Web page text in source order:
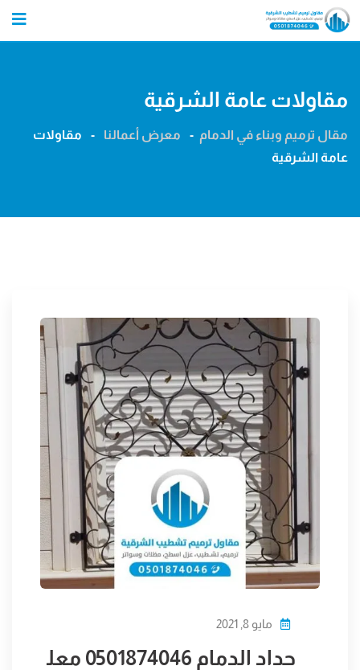
Skip
مقاولات عامة الشرقية
مقال ترميم وبناء في الدمام - معرض أعمالنا -
مقاولات
عامة الشرقية
مايو 8, 2021
حداد الدمام 0501874046 معل